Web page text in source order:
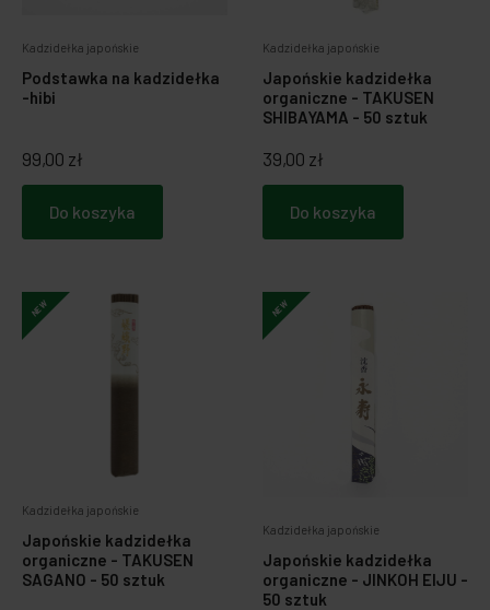
Kadzidełka japońskie
Podstawka na kadzidełka
-hibi
99,00 zł
Do koszyka
Kadzidełka japońskie
Japońskie kadzidełka
organiczne - TAKUSEN
SHIBAYAMA - 50 sztuk
39,00 zł
Do koszyka
Kadzidełka japońskie
Japońskie kadzidełka
organiczne - TAKUSEN
SAGANO - 50 sztuk
NEW
Kadzidełka japońskie
Japońskie kadzidełka
organiczne - JINKOH EIJU -
50 sztuk
NEW
Zabawki dla psa
Breloczki, zawieszki, magnesy
LOQI torby i plecaki
Japońska papeteria
Notatniki i notesy
Spinacze i zakładki
Dookoła świata